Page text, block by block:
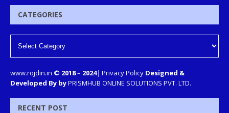
CATEGORIES
www.rojdin.in © 2018– 2024| Privacy Policy Designed &
Developed By byPRISMHUB ONLINE SOLUTIONS PVT. LTD.
RECENT POST